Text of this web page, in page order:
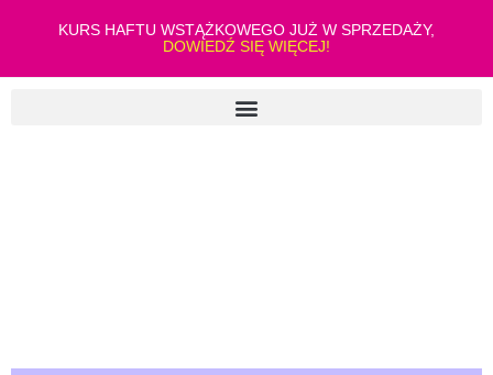
KURS HAFTU WSTĄŻKOWEGO JUŻ W SPRZEDAŻY,
DOWIEDŹ SIĘ WIĘCEJ!